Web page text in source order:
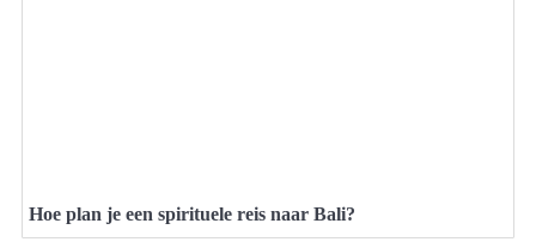
Hoe plan je een spirituele reis naar Bali?